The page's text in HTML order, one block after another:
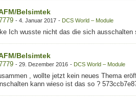
Belsimtek
- 4. Januar 2017 - DCS World – Module
Ich wusste nicht das die sich
Belsimtek
- 29. Dezember 2016 - DCS World – Module
, wollte jetzt kein neues Thema
kann wieso ist das so ?